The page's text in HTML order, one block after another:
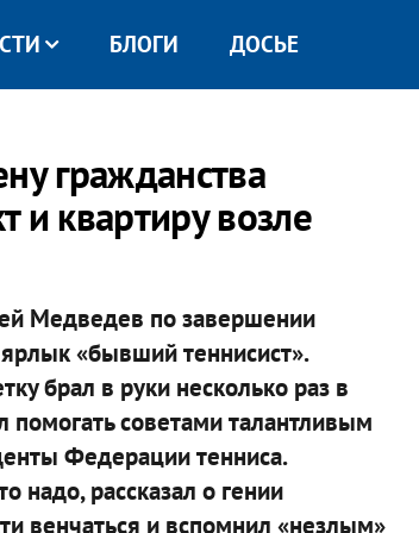
БЛОГИ ДОСЬЕ
гражданства
и квартиру возле
Медведев по завершении
«бывший теннисист».
брал в руки несколько раз в
помогать советами талантливым
Федерации тенниса.
надо, рассказал о гении
венчаться и вспомнил «незлым»